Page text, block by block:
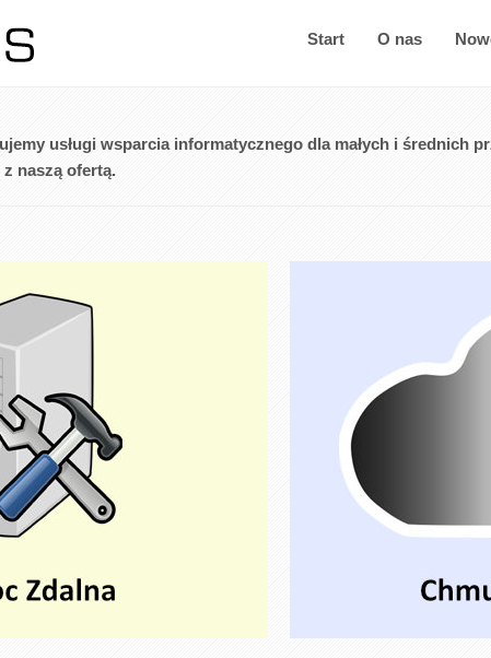
Start O nas
usługi wsparcia informatycznego dla małych i średnich
naszą ofertą.